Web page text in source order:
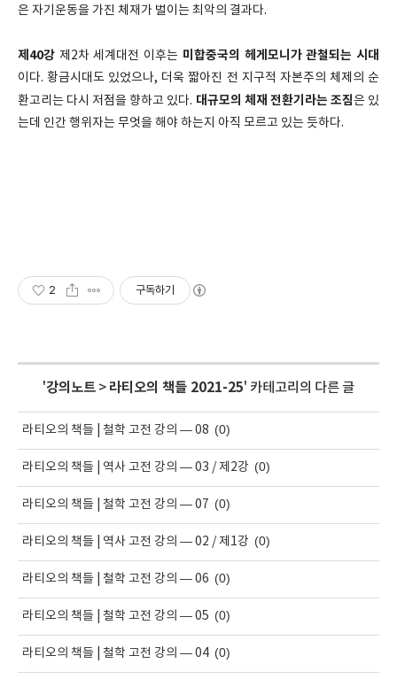
은 자기운동을 가진 체재가 벌이는 최악의 결과다.
제40강 제2차 세계대전 이후는 미합중국의 헤게모니가 관철되는 시대
이다. 황금시대도 있었으나, 더욱 짧아진 전 지구적 자본주의 체제의 순
환고리는 다시 저점을 향하고 있다. 대규모의 체재 전환기라는 조짐은 있
는데 인간 행위자는 무엇을 해야 하는지 아직 모르고 있는 듯하다.
2 구독하기
'강의노트 > 라티오의 책들 2021-25' 카테고리의 다른 글
라티오의 책들 | 철학 고전 강의 — 08 (0)
라티오의 책들 | 역사 고전 강의 — 03 / 제2강 (0)
라티오의 책들 | 철학 고전 강의 — 07 (0)
라티오의 책들 | 역사 고전 강의 — 02 / 제1강 (0)
라티오의 책들 | 철학 고전 강의 — 06 (0)
라티오의 책들 | 철학 고전 강의 — 05 (0)
라티오의 책들 | 철학 고전 강의 — 04 (0)